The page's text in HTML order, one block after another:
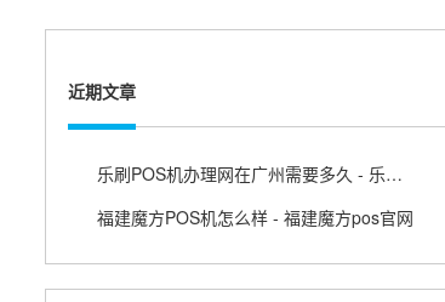
近期文章
乐刷POS机办理网在广州需要多久 - 乐刷pos收费标准
福建魔方POS机怎么样 - 福建魔方pos官网